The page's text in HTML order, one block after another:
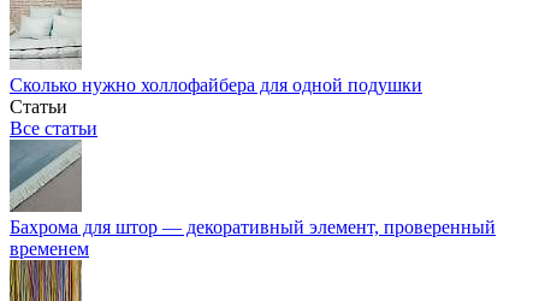
Сколько нужно холлофайбера для одной подушки
Статьи
Все статьи
Бахрома для штор — декоративный элемент, проверенный
временем